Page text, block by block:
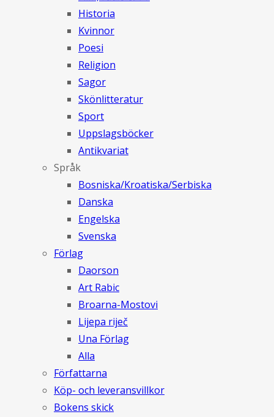
Historia
Kvinnor
Poesi
Religion
Sagor
Skönlitteratur
Sport
Uppslagsböcker
Antikvariat
Språk
Bosniska/Kroatiska/Serbiska
Danska
Engelska
Svenska
Förlag
Daorson
Art Rabic
Broarna-Mostovi
Lijepa riječ
Una Förlag
Alla
Författarna
Köp- och leveransvillkor
Bokens skick